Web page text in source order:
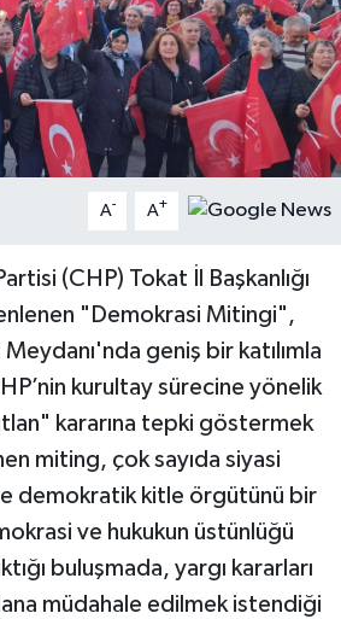
A- A+
(CHP) Tokat İl Başkanlığı
"Demokrasi Mitingi",
geniş bir katılımla
kurultay sürecine yönelik
kararına tepki göstermek
miting, çok sayıda siyasi
demokratik kitle örgütünü bir
ve hukukun üstünlüğü
buluşmada, yargı kararları
müdahale edilmek istendiği